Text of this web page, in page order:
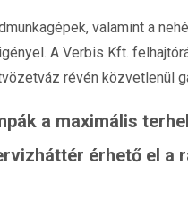
valamint a
A Verbis Kft.
révén közvetlenül
a maximális
érhető el